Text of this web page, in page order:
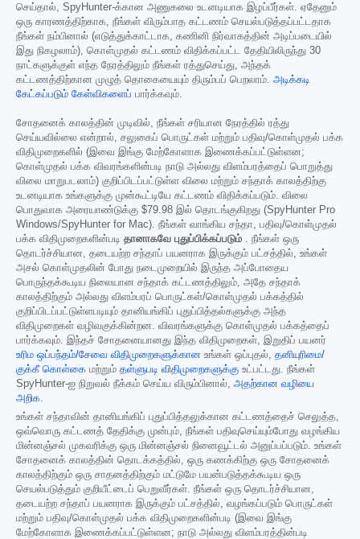
செய்தால், SpyHunter-க்கான அணுகலை உடனடியாக இழப்பீர்கள். ஏதேனும்
ஒரு காரணத்திற்காக, நீங்கள் விரும்பாத கட்டணம் செயல்படுத்தப்பட்டதாக
நீங்கள் நம்பினால் (எடுத்துக்காட்டாக, கணினி நிர்வாகத்தின் அடிப்படையில்
இது நிகழலாம்), கொள்முதல் கட்டணம் விதிக்கப்பட்ட தேதியிலிருந்து 30
நாட்களுக்குள் எந்த நேரத்திலும் நீங்கள் ரத்துசெய்து, அந்தக்
கட்டணத்திற்கான முழுத் தொகையையும் திரும்பப் பெறலாம். அடிக்கடி
கேட்கப்படும் கேள்விகளைப் பார்க்கவும்.
சோதனைக் காலத்தின் முடிவில், நீங்கள் சரியான நேரத்தில் ரத்து
செய்யவில்லை என்றால், சலுகைப் பொருட்கள் மற்றும் பதிவு/கொள்முதல் பக்க
விதிமுறைகளில் (இவை இங்கு மேற்கோளாக இணைக்கப்பட்டுள்ளன;
கொள்முதல் பக்க விவரங்களின்படி நாடு அல்லது விளம்பரத்தைப் பொறுத்து
விலை மாறுபடலாம்) குறிப்பிடப்பட்டுள்ள விலை மற்றும் சந்தாக் காலத்திற்கு
உடனடியாக உங்களுக்கு முன்கூட்டியே கட்டணம் விதிக்கப்படும். விலை
பொதுவாக அரையாண்டுக்கு $79.98 இல் தொடங்குகிறது (SpyHunter Pro
Windows/SpyHunter for Mac). நீங்கள் வாங்கிய சந்தா, பதிவு/கொள்முதல்
பக்க விதிமுறைகளின்படி தானாகவே புதுப்பிக்கப்படும் . நீங்கள் ஒரு
தொடர்ச்சியான, தடையற்ற சந்தாப் பயனராக இருக்கும் பட்சத்தில், உங்கள்
அசல் கொள்முதலின் போது நடைமுறையில் இருந்த அப்போதைய
பொருந்தக்கூடிய நிலையான சந்தாக் கட்டணத்திலும், அதே சந்தாக்
காலத்திற்கும் அல்லது விளம்பரப் பொருட்கள்/கொள்முதல் பக்கத்தில்
குறிப்பிடப்பட்டுள்ளபடியும் தானியங்கிப் புதுப்பித்தல்களுக்கு அந்த
விதிமுறைகள் வழிவகுக்கின்றன. விவரங்களுக்கு கொள்முதல் பக்கத்தைப்
பார்க்கவும். இந்தச் சோதனையானது இந்த விதிமுறைகள், இறுதிப் பயனர்
உரிம ஒப்பந்தம்/சேவை விதிமுறைகளுக்கான உங்கள் ஒப்புதல், தனியுரிமை/
குக்கீ கொள்கை மற்றும் தள்ளுபடி விதிமுறைகளுக்கு உட்பட்டது. நீங்கள்
SpyHunter-ஐ நிறுவல் நீக்கம் செய்ய விரும்பினால், அதற்கான வழியை
அறிக
உங்கள் சந்தாவின் தானியங்கிப் புதுப்பித்தலுக்கான கட்டணத்தைச் செலுத்த,
ஒவ்வொரு கட்டணத் தேதிக்கு முன்பும், நீங்கள் பதிவுசெய்யும்போது வழங்கிய
மின்னஞ்சல் முகவரிக்கு ஒரு மின்னஞ்சல் நினைவூட்டல் அனுப்பப்படும். உங்கள்
சோதனைக் காலத்தின் தொடக்கத்தில், ஒரு கணக்கிற்கு ஒரு சோதனைக்
காலத்திற்கும் ஒரு சாதனத்திற்கும் மட்டுமே பயன்படுத்தக்கூடிய ஒரு
செயல்படுத்தும் குறியீட்டைப் பெறுவீர்கள். நீங்கள் ஒரு தொடர்ச்சியான,
தடையற்ற சந்தாப் பயனராக இருக்கும் பட்சத்தில், வழங்கப்படும் பொருட்கள்
மற்றும் பதிவு/கொள்முதல் பக்க விதிமுறைகளின்படி (இவை இங்கு
மேற்கோளாக இணைக்கப்பட்டுள்ளன; நாடு அல்லது விளம்பரத்தின்படி